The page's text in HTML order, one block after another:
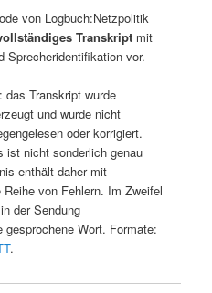
von Logbuch:Netzpolitik
Transkriptmit
Sprecheridentifikation vor.
das Transkript wurde
und wurde nicht
oder korrigiert.
ist nicht sonderlich genau
enthält daher mit
von Fehlern. Im Zweifel
der Sendung
gesprochene Wort. Formate:
.